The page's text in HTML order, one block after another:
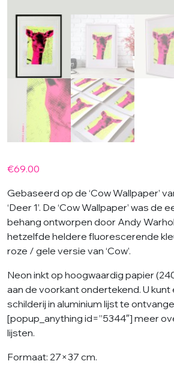
€69.00
Gebaseerd op de ‘Cow Wallpaper’
‘Deer 1’. De ‘Cow Wallpaper’ was de
behang ontworpen door Andy
hetzelfde heldere fluorescerende
roze / gele versie van ‘Cow’.
Neon inkt op hoogwaardig papier
aan de voorkant ondertekend. U
schilderij in aluminium lijst te
[popup_anything id=”5344″] meer
lijsten.
Formaat: 27×37 cm.